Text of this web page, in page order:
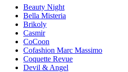
Beauty Night
Bella Misteria
Brikoly
Casmir
CoCoon
Cofashion Marc Massimo
Coquette Revue
Devil & Angel